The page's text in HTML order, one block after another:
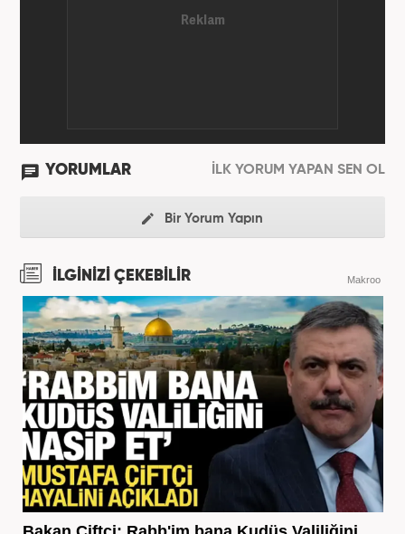
ve teknoloji kategorilerinde birçok haber ve
YORUMLAR İLK YORUM YAPAN SEN OL
Bir Yorum Yapın
İLGİNİZİ ÇEKEBİLİR Makroo